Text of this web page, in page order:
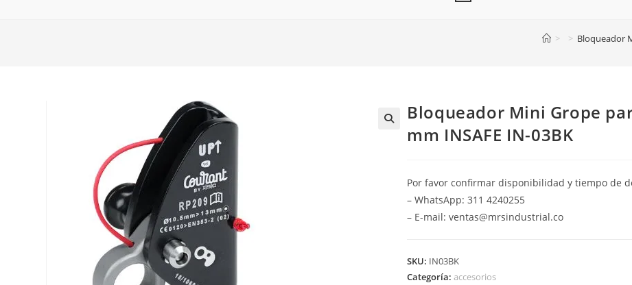
> > Bloqueador
Bloqueador Mini Grope
mm INSAFE IN-03BK
Por favor confirmar disponibilidad y tiempo de
– WhatsApp: 311 4240255
– E-mail: ventas@mrsindustrial.co
SKU: IN03BK
Categoría:accesorios